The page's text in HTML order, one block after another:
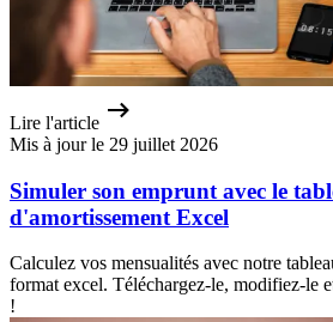
Lire l'article
Mis à jour le 29 juillet 2026
Simuler son emprunt avec le
d'amortissement Excel
Calculez vos mensualités avec notre
format excel. Téléchargez-le, modifiez-le
!